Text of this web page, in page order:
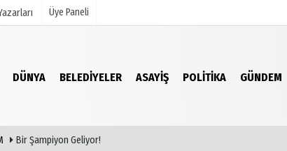
Üye Paneli
DÜNYA BELEDIYELER ASAYIŞ POLITIKA GÜNDEM
Köşe Yazarları
Bir Şampiyon Geliyor!